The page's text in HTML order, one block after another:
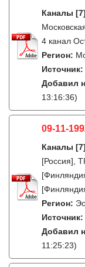
Каналы [7]
4 канал
Регион:
Источник:
Добавил
13:16:36)
09-11-
Каналы [7]
[Россия],
Регион:
Источник:
Добавил
11:25:23)